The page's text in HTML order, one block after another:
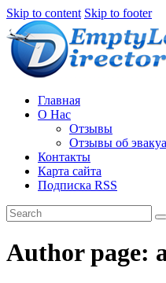
Skip to content Skip to footer
Главная
О Нас
Отзывы
Отзывы об
Контакты
Карта сайта
Подписка RSS
Author page: